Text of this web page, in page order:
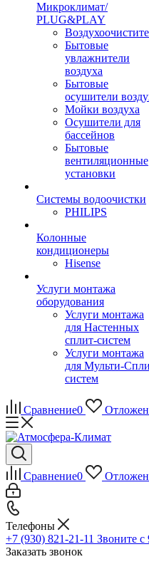
Микроклимат/
PLUG&PLAY
Бытовые
увлажнители
воздуха
Бытовые
осушители
Мойки воздуха
Осушители для
бассейнов
Бытовые
вентиляционные
установки
Системы водоочистки
PHILIPS
Колонные
кондиционеры
Hisense
Услуги монтажа
оборудования
Услуги монтажа
для Настенных
сплит-систем
Услуги монтажа
для Мульти-
систем
Сравнение0
Сравнение0
Телефоны
+7 (930) 821-21-11 Звоните с
Заказать звонок